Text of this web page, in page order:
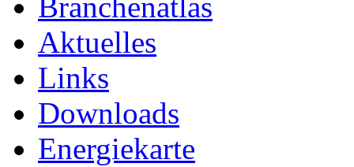
Branchenatlas
Aktuelles
Links
Downloads
Energiekarte